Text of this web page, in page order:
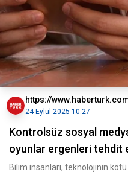
https://
24 Eylül 2025 10:27
Kontrolsüz sosyal
oyunlar ergenleri tehdit
Bilim insanları, teknolojinin